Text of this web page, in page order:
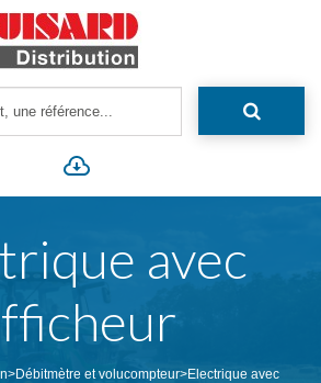
avec
>Débitmètre et volucompteur>Electrique avec